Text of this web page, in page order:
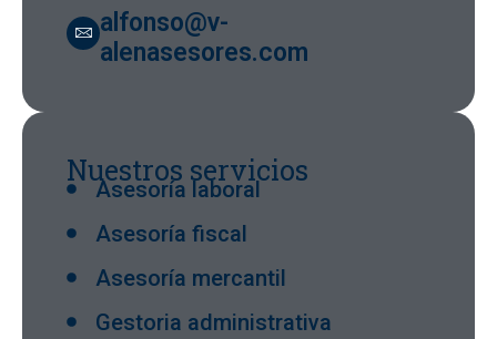
alfonso@v-
alenasesores.com
Nuestros servicios
Asesoría laboral
Asesoría fiscal
Asesoría mercantil
Gestoria administrativa